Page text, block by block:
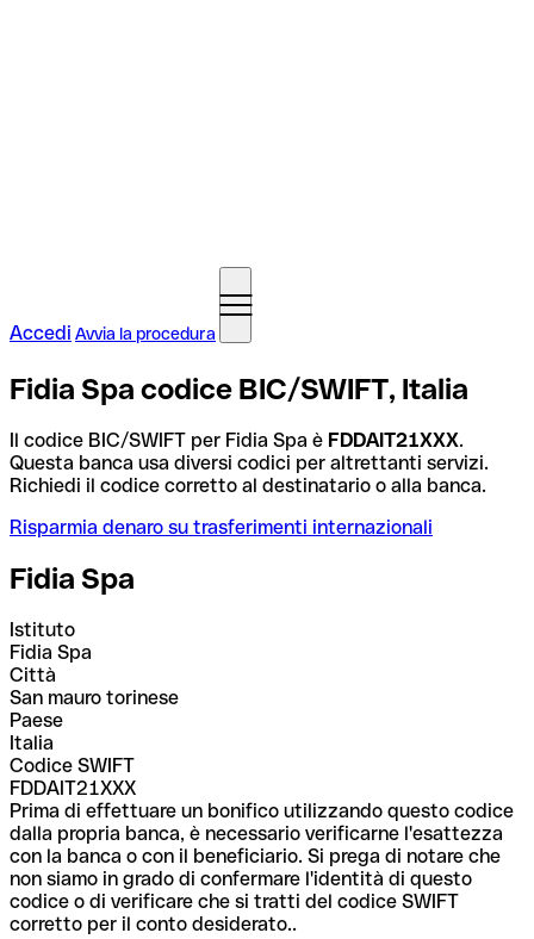
Accedi Avvia la procedura
Fidia Spa codice BIC/SWIFT, Italia
Il codice BIC/SWIFT per Fidia Spa è FDDAIT21XXX.
Questa banca usa diversi codici per altrettanti servizi.
Richiedi il codice corretto al destinatario o alla banca.
Risparmia denaro su trasferimenti internazionali
Fidia Spa
Istituto
Fidia Spa
Città
San mauro torinese
Paese
Italia
Codice SWIFT
FDDAIT21XXX
Prima di effettuare un bonifico utilizzando questo codice
dalla propria banca, è necessario verificarne l'esattezza
con la banca o con il beneficiario. Si prega di notare che
non siamo in grado di confermare l'identità di questo
codice o di verificare che si tratti del codice SWIFT
corretto per il conto desiderato..